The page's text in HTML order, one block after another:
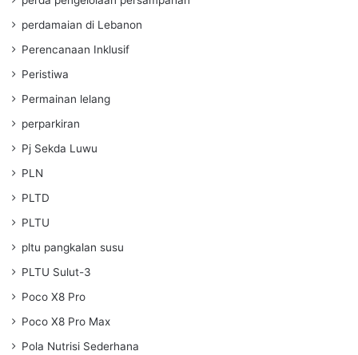
perdamaian di Lebanon
Perencanaan Inklusif
Peristiwa
Permainan lelang
perparkiran
Pj Sekda Luwu
PLN
PLTD
PLTU
pltu pangkalan susu
PLTU Sulut-3
Poco X8 Pro
Poco X8 Pro Max
Pola Nutrisi Sederhana